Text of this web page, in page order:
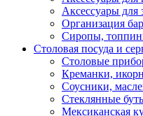
Аксессуары для
Организация
Сиропы,
Столовая посуда и
Столовые
Креманки,
Соусники,
Стеклянные
Мексиканская